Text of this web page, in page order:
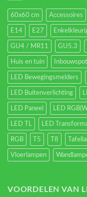
60x60 cm Accessoires
E14 E27
GU4 / MR11 GU5.3
Huis en tuin
LED Bewegingsmelders
LED Buitenverlichting
LED Paneel LED
LED TL LED
RGB T5 T8
Vloerlampen
VOORDELEN VAN